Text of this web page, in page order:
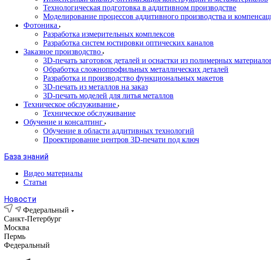
Технологическая подготовка в аддитивном производстве
Моделирование процессов аддитивного производства и
Фотоника
Разработка измерительных комплексов
Разработка систем юстировки оптических каналов
Заказное производство
3D-печать заготовок деталей и оснастки из полимерных
Обработка сложнопрофильных металлических деталей
Разработка и производство функциональных макетов
3D-печать из металлов на заказ
3D-печать моделей для литья металлов
Техническое обслуживание
Техническое обслуживание
Обучение и консалтинг
Обучение в области аддитивных технологий
Проектирование центров 3D-печати под ключ
База знаний
Видео материалы
Статьи
Новости
Федеральный
Санкт-Петербург
Москва
Пермь
Федеральный